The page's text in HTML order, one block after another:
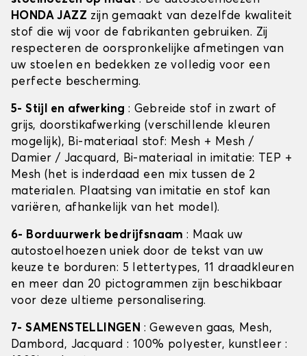
HONDA JAZZ zijn gemaakt van dezelfde kwaliteit
stof die wij voor de fabrikanten gebruiken. Zij
respecteren de oorspronkelijke afmetingen van
uw stoelen en bedekken ze volledig voor een
perfecte bescherming.
5- Stijl en afwerking : Gebreide stof in zwart of
grijs, doorstikafwerking (verschillende kleuren
mogelijk), Bi-materiaal stof: Mesh + Mesh /
Damier / Jacquard, Bi-materiaal in imitatie: TEP +
Mesh (het is inderdaad een mix tussen de 2
materialen. Plaatsing van imitatie en stof kan
variëren, afhankelijk van het model).
6- Borduurwerk bedrijfsnaam: Maak uw
autostoelhoezen uniek door de tekst van uw
keuze te borduren: 5 lettertypes, 11 draadkleuren
en meer dan 20 pictogrammen zijn beschikbaar
voor deze ultieme personalisering.
7- SAMENSTELLINGEN : Geweven gaas, Mesh,
Dambord, Jacquard : 100% polyester, kunstleer :